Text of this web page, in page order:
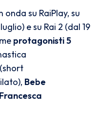
onda su RaiPlay, su
e su Rai 2 (dal 19
protagonisti 5
(short
Bebe
Francesca